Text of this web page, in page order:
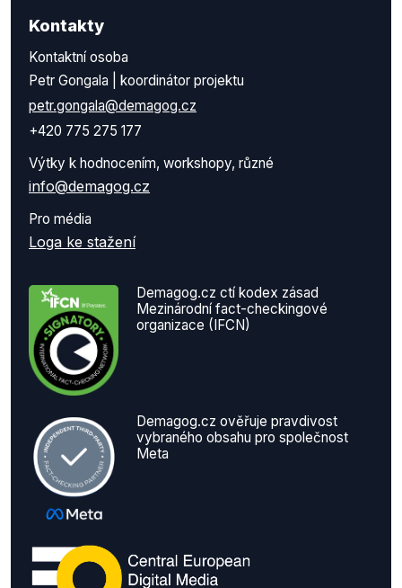
Kontakty
Kontaktní osoba
Petr Gongala | koordinátor projektu
petr.gongala@demagog.cz
+420 775 275 177
Výtky k hodnocením, workshopy, různé
info@demagog.cz
Pro média
Loga ke stažení
Demagog.cz ctí kodex zásad
Mezinárodní fact-checkingové
organizace (IFCN)
Demagog.cz ověřuje pravdivost
vybraného obsahu pro společnost
Meta